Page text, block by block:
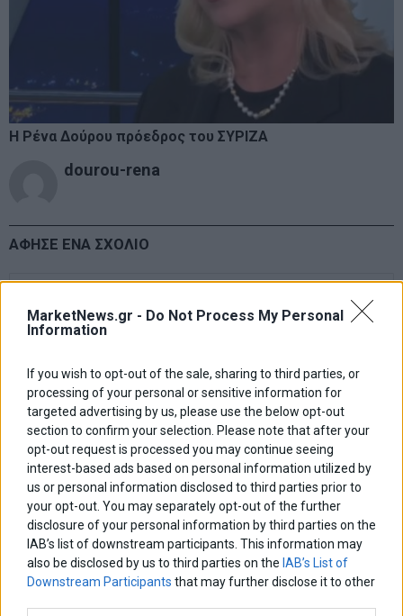
MarketNews.gr - Do Not Process My Personal
Information
If you wish to opt-out of the sale, sharing to third parties, or
processing of your personal or sensitive information for
targeted advertising by us, please use the below opt-out
section to confirm your selection. Please note that after your
opt-out request is processed you may continue seeing
interest-based ads based on personal information utilized by
us or personal information disclosed to third parties prior to
your opt-out. You may separately opt-out of the further
disclosure of your personal information by third parties on the
IAB’s list of downstream participants. This information may
also be disclosed by us to third parties on the IAB’s List of
Downstream Participants that may further disclose it to other
Η Ρένα Δούρου πρόεδρος του ΣΥΡΙΖΑ
dourou-rena
ΑΦΗΣΕ ΕΝΑ ΣΧΟΛΙΟ
Αποθήκευσε το όνομά μου, email, και τον ιστότοπο μου σε αυτόν